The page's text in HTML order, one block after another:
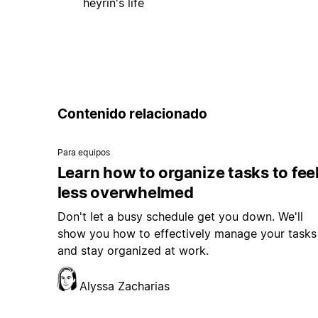
Contenido relacionado
Para equipos
Learn how to organize tasks to feel
less overwhelmed
Don't let a busy schedule get you down. We'll
show you how to effectively manage your tasks
and stay organized at work.
Alyssa Zacharias